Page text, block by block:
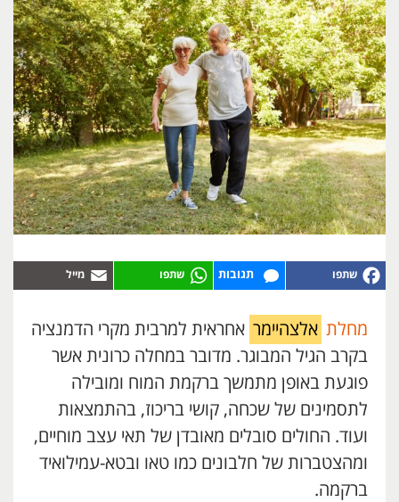
תגובות
מחלת אלצהיימר אחראית למרבית מקרי הדמנציה
בקרב הגיל המבוגר. מדובר במחלה כרונית אשר
פוגעת באופן מתמשך ברקמת המוח ומובילה
לתסמינים של שכחה, קושי בריכוז, בהתמצאות
ועוד. החולים סובלים מאובדן של תאי עצב מוחיים,
ומהצטברות של חלבונים כמו טאו ובטא-עמילואיד
ברקמה.